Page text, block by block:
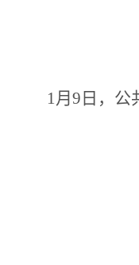
1月9日，公